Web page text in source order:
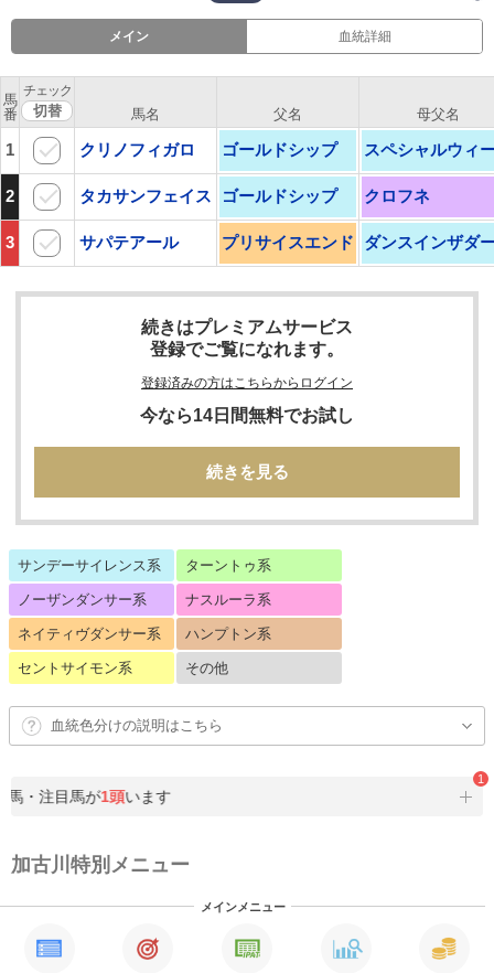
メイン 血統詳細
馬
番
チェック
馬名 父名 母父名
1 クリノフィガロ ゴールドシップ スペシャルウィ
2 タカサンフェイス ゴールドシップ クロフネ
3 サパテアール プリサイスエンド ダンスインザダ
続きはプレミアムサービス
登録でご覧になれます。
登録済みの方はこちらからログイン
今なら14日間無料でお試し
続きを見る
サンデーサイレンス系 ターントゥ系
ノーザンダンサー系 ナスルーラ系
ネイティヴダンサー系 ハンプトン系
セントサイモン系 その他
血統色分けの説明はこちら
馬・注目馬が1頭います
1
加古川特別メニュー
メインメニュー